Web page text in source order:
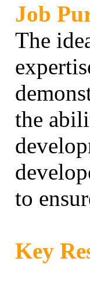
Job
The
the
to
Key